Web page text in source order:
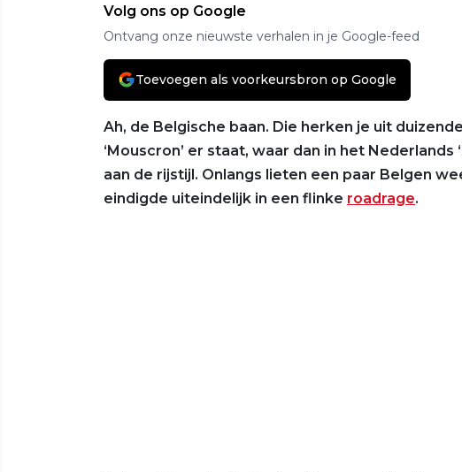
Volg ons op Google
Ontvang onze nieuwste verhalen in je Google-feed
Toevoegen als voorkeursbron op Google
Ah, de Belgische baan. Die herken je uit
‘Mouscron’ er staat, waar dan in het
aan de rijstijl. Onlangs lieten een paar Belgen
eindigde uiteindelijk in een flinke roadrage.